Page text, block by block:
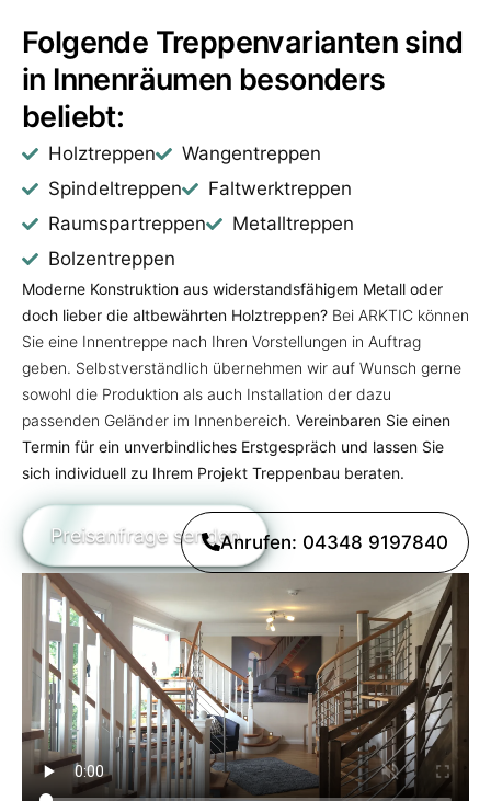
Folgende Treppenvarianten sind
in Innenräumen besonders
beliebt:
Holztreppen
Wangentreppen
Spindeltreppen
Faltwerktreppen
Raumspartreppen
Metalltreppen
Bolzentreppen
Moderne Konstruktion aus widerstandsfähigem Metall oder
doch lieber die altbewährten Holztreppen? Bei ARKTIC können
Sie eine Innentreppe nach Ihren Vorstellungen in Auftrag
geben. Selbstverständlich übernehmen wir auf Wunsch gerne
sowohl die Produktion als auch Installation der dazu
passenden Geländer im Innenbereich. Vereinbaren Sie einen
Termin für ein unverbindliches Erstgespräch und lassen Sie
sich individuell zu Ihrem Projekt Treppenbau beraten.
Preisanfrage sendenAnrufen: 04348 9197840